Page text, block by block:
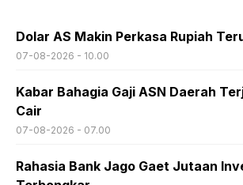
Dolar AS Makin Perkasa Rupiah
07-08-2026 - 10.00
Kabar Bahagia Gaji ASN Daerah
Cair
07-08-2026 - 07.00
Rahasia Bank Jago Gaet Jutaan